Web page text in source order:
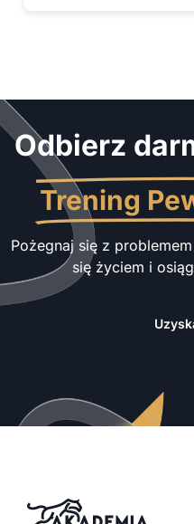
Odbierz
Trening
Pożegnaj się z
się życiem i